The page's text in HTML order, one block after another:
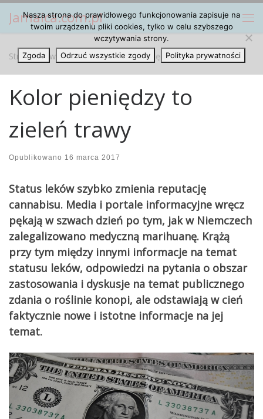
Przejdź do treści
Jamaica.com.pl
Strona główna » Artykuły » Kolor pieniędzy to zieleń trawy
Kolor pieniędzy to
zieleń trawy
Opublikowano 16 marca 2017
Status leków szybko zmienia reputację
cannabisu. Media i portale informacyjne wręcz
pękają w szwach dzień po tym, jak w Niemczech
zalegalizowano medyczną marihuanę. Krążą
przy tym między innymi informacje na temat
statusu leków, odpowiedzi na pytania o obszar
zastosowania i dyskusje na temat publicznego
zdania o roślinie konopi, ale odstawiają w cień
faktycznie nowe i istotne informacje na jej
temat.
Nasza strona do prawidłowego funkcjonowania zapisuje na
twoim urządzeniu pliki cookies, tylko w celu szybszego
wczytywania strony.
Zgoda
Odrzuć wszystkie zgody Polityka prywatności